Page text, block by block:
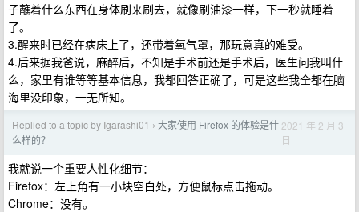
子蘸着什么东西在身体刷来刷去，就像刷油漆一样，下一秒就睡着
了。
3.醒来时已经在病床上了，还带着氧气罩，那玩意真的难受。
4.后来据我爸说，麻醉后，不知是手术前还是手术后，医生问我叫什
么，家里有谁等等基本信息，我都回答正确了，可是这些我全都在脑
海里没印象，一无所知。
Replied to a topic by Igarashi01 › 大家使用 Firefox 的体验是什
么样的？
2021 年 2 月 3
日
我就说一个重要人性化细节：
Firefox：左上角有一小块空白处，方便鼠标点击拖动。
Chrome：没有。